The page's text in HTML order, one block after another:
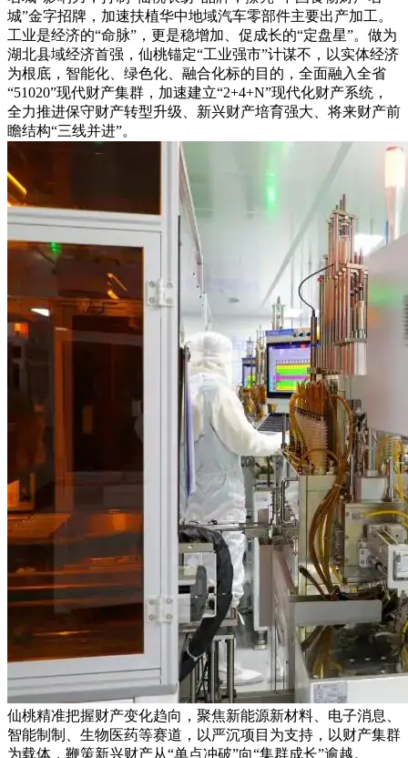
城”金字招牌，加速扶植华中地域汽车零部件主要出产加工。
工业是经济的“命脉”，更是稳增加、促成长的“定盘星”。做为
湖北县域经济首强，仙桃锚定“工业强市”计谋不，以实体经济
为根底，智能化、绿色化、融合化标的目的，全面融入全省
“51020”现代财产集群，加速建立“2+4+N”现代化财产系统，
全力推进保守财产转型升级、新兴财产培育强大、将来财产前
瞻结构“三线并进”。
仙桃精准把握财产变化趋向，聚焦新能源新材料、电子消息、
智能制制、生物医药等赛道，以严沉项目为支持，以财产集群
为载体，鞭策新兴财产从“单点冲破”向“集群成长”逾越。